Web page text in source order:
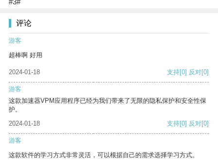
#3#
评论
游客
超棒啊 好用
2024-01-18 支持[0] 反对[0]
游客
这款加速器VPM应用程序已经为我们带来了无限的隐私保护和安全性保
护。
2024-01-18
支持[0] 反对[0]
游客
这款软件的学习方式非常灵活，可以根据自己的需求选择学习方式。